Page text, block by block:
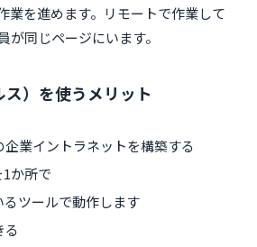
業を進めます。リモートで作業して
が同じページにいます。
）を使うメリット
業イントラネットを構築する
か所で
るツールで動作します
る